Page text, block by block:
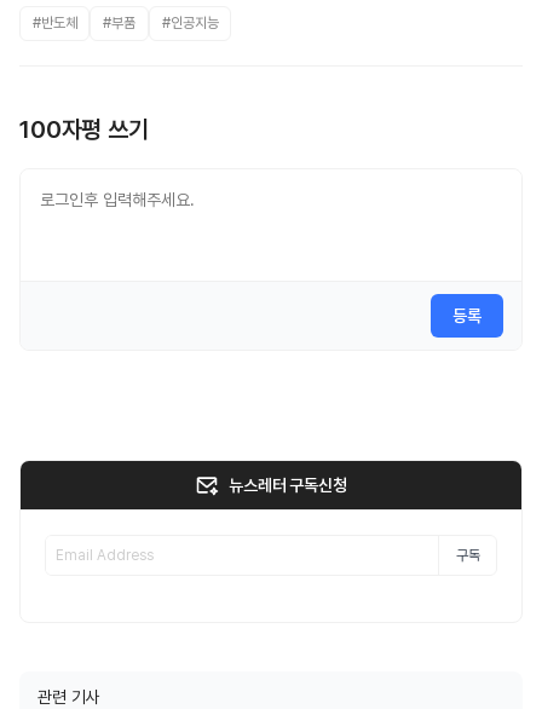
#반도체 #부품 #인공지능
100자평 쓰기
등록
뉴스레터 구독신청
구독
관련 기사